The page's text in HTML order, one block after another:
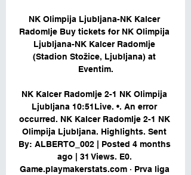
NK Olimpija Ljubljana-NK Kalcer
Radomlje Buy tickets for NK Olimpija
Ljubljana-NK Kalcer Radomlje
(Stadion Stožice, Ljubljana) at
Eventim.
NK Kalcer Radomlje 2-1 NK Olimpija
Ljubljana 10:51Live. •. An error
occurred. NK Kalcer Radomlje 2-1 NK
Olimpija Ljubljana. Highlights. Sent
By: ALBERTO_002 | Posted 4 months
ago | 31 Views. E0.
Game.playmakerstats.com · Prva liga